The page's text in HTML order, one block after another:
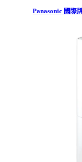
Panasonic 國際